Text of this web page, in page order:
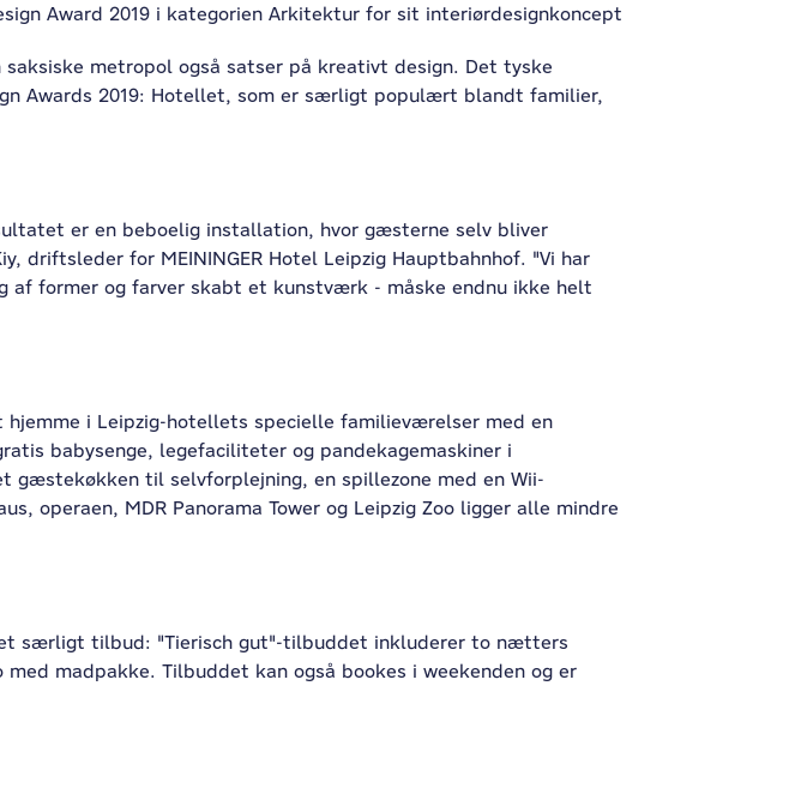
Award 2019 i kategorien Arkitektur for sit interiørdesignkoncept
metropol også satser på kreativt design. Det tyske
Awards 2019: Hotellet, som er særligt populært blandt familier,
er en beboelig installation, hvor gæsterne selv bliver
driftsleder for MEININGER Hotel Leipzig Hauptbahnhof. "Vi har
former og farver skabt et kunstværk - måske endnu ikke helt
i Leipzig-hotellets specielle familieværelser med en
babysenge, legefaciliteter og pandekagemaskiner i
til selvforplejning, en spillezone med en Wii-
operaen, MDR Panorama Tower og Leipzig Zoo ligger alle mindre
et særligt tilbud: "Tierisch gut"-tilbuddet inkluderer to nætters
madpakke. Tilbuddet kan også bookes i weekenden og er